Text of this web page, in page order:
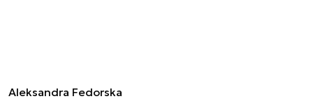
Aleksandra Fedorska